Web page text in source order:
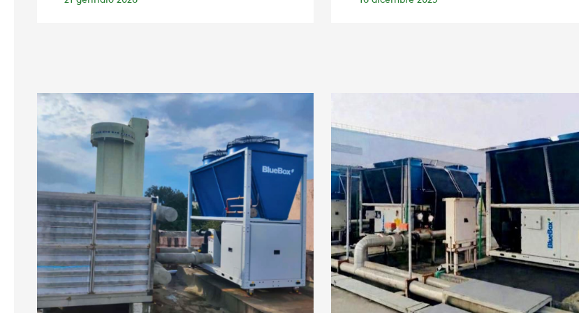
REFERENZE
NEWS
CONTATTI